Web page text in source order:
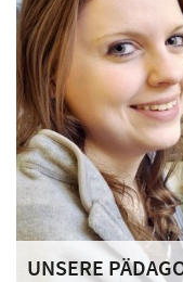
Kleinstadt am Rhein,
UNSERE